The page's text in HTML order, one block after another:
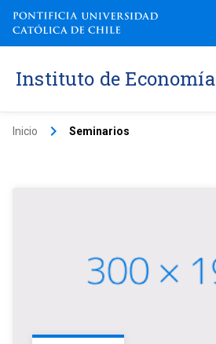
Instituto de Economía
Inicio keyboard_arrow_right Seminarios